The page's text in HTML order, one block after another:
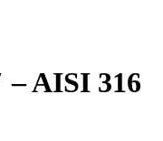
– AISI 316